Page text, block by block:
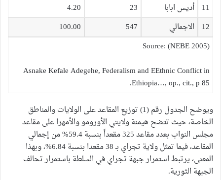
11 أديس ابابا 23
4.20
12 الاجمالي 547
100.00
Source: (NEBE 2005)
Asnake Kefale Adegehe, Federalism and EEthnic Conflict in
Ethiopia…, op., cit., p 85.
ويوضح الجدول رقم (1) توزيع المقاعد على الولايات والمناطق
الخاصة، حيث تتضح هيمنة ولايتي الأورومو والأمهرا على مقاعد
مجلس النواب بعدد مقاعد 325 مقعداً بنسبة 59.4% من إجمالي
المقاعد، فيما تمثل ولاية تجراي بـ 38 مقعدا بنسبة 6.84%، وبهذا
المعنى، يرتبط استمرار جبهة تجراي في السلطة باستمرار تحالف
الجبهة الثورية.